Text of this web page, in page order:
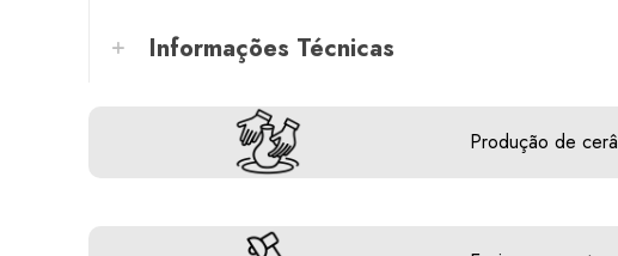
Informações Técnicas
Produção de